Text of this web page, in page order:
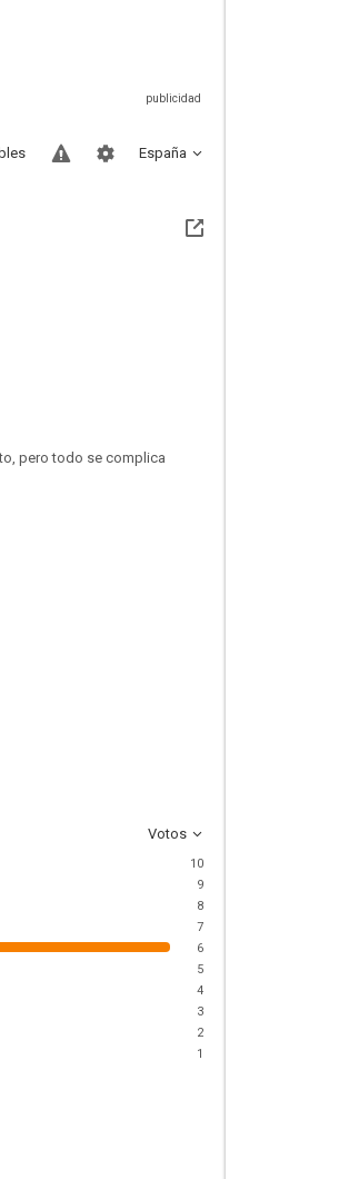
España
pero todo se complica
Votos
10
9
8
7
6
5
4
3
2
1